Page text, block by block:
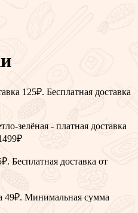
125₽. Бесплатная доставка
зелёная - платная доставка
Бесплатная доставка от
49₽. Минимальная сумма